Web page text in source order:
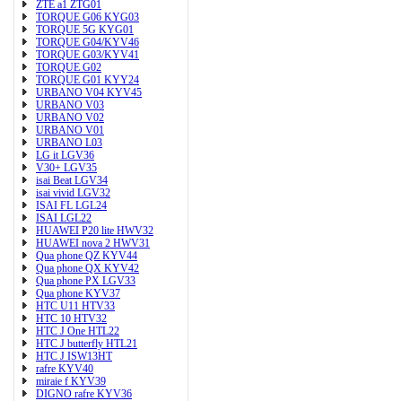
ZTE a1 ZTG01
TORQUE G06 KYG03
TORQUE 5G KYG01
TORQUE G04/KYV46
TORQUE G03/KYV41
TORQUE G02
TORQUE G01 KYY24
URBANO V04 KYV45
URBANO V03
URBANO V02
URBANO V01
URBANO L03
LG it LGV36
V30+ LGV35
isai Beat LGV34
isai vivid LGV32
ISAI FL LGL24
ISAI LGL22
HUAWEI P20 lite HWV32
HUAWEI nova 2 HWV31
Qua phone QZ KYV44
Qua phone QX KYV42
Qua phone PX LGV33
Qua phone KYV37
HTC U11 HTV33
HTC 10 HTV32
HTC J One HTL22
HTC J butterfly HTL21
HTC J ISW13HT
rafre KYV40
miraie f KYV39
DIGNO rafre KYV36